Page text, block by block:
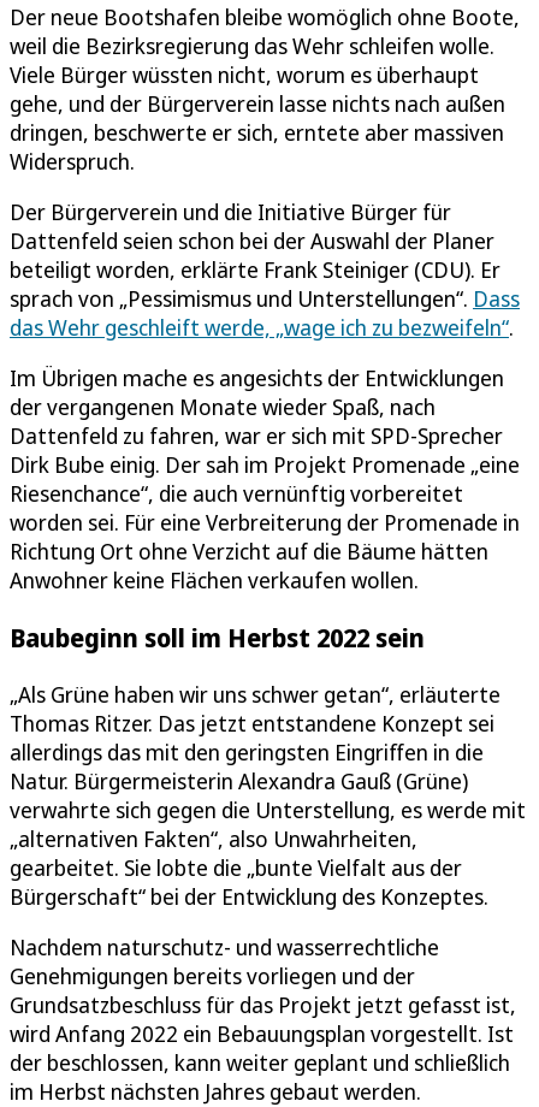
Der neue Bootshafen bleibe womöglich ohne Boote,
weil die Bezirksregierung das Wehr schleifen wolle.
Viele Bürger wüssten nicht, worum es überhaupt
gehe, und der Bürgerverein lasse nichts nach außen
dringen, beschwerte er sich, erntete aber massiven
Widerspruch.
Der Bürgerverein und die Initiative Bürger für
Dattenfeld seien schon bei der Auswahl der Planer
beteiligt worden, erklärte Frank Steiniger (CDU). Er
sprach von „Pessimismus und Unterstellungen“. Dass
das Wehr geschleift werde, „wage ich zu bezweifeln“.
Im Übrigen mache es angesichts der Entwicklungen
der vergangenen Monate wieder Spaß, nach
Dattenfeld zu fahren, war er sich mit SPD-Sprecher
Dirk Bube einig. Der sah im Projekt Promenade „eine
Riesenchance“, die auch vernünftig vorbereitet
worden sei. Für eine Verbreiterung der Promenade in
Richtung Ort ohne Verzicht auf die Bäume hätten
Anwohner keine Flächen verkaufen wollen.
Baubeginn soll im Herbst 2022 sein
„Als Grüne haben wir uns schwer getan“, erläuterte
Thomas Ritzer. Das jetzt entstandene Konzept sei
allerdings das mit den geringsten Eingriffen in die
Natur. Bürgermeisterin Alexandra Gauß (Grüne)
verwahrte sich gegen die Unterstellung, es werde mit
„alternativen Fakten“, also Unwahrheiten,
gearbeitet. Sie lobte die „bunte Vielfalt aus der
Bürgerschaft“ bei der Entwicklung des Konzeptes.
Nachdem naturschutz- und wasserrechtliche
Genehmigungen bereits vorliegen und der
Grundsatzbeschluss für das Projekt jetzt gefasst ist,
wird Anfang 2022 ein Bebauungsplan vorgestellt. Ist
der beschlossen, kann weiter geplant und schließlich
im Herbst nächsten Jahres gebaut werden.